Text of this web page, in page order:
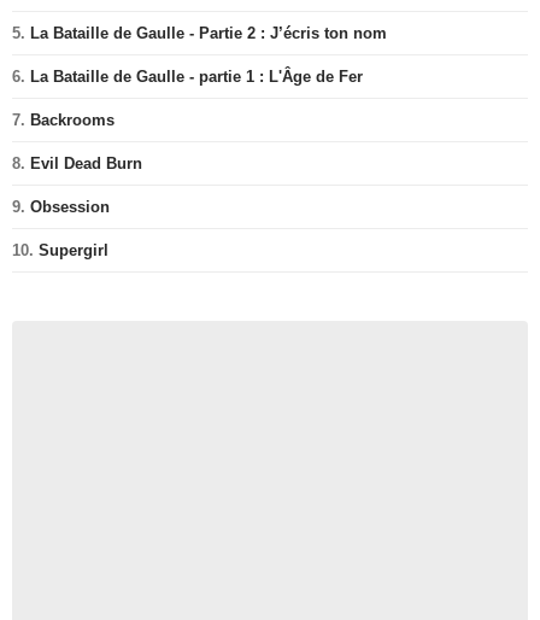
5. La Bataille de Gaulle - Partie 2 : J’écris ton nom
6. La Bataille de Gaulle - partie 1 : L'Âge de Fer
7. Backrooms
8. Evil Dead Burn
9. Obsession
10. Supergirl